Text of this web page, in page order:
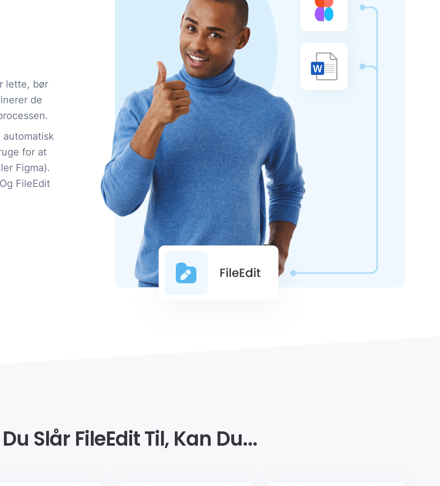
lette, bør
de
for at
Figma).
FileEdit
Slår FileEdit Til, Kan Du...